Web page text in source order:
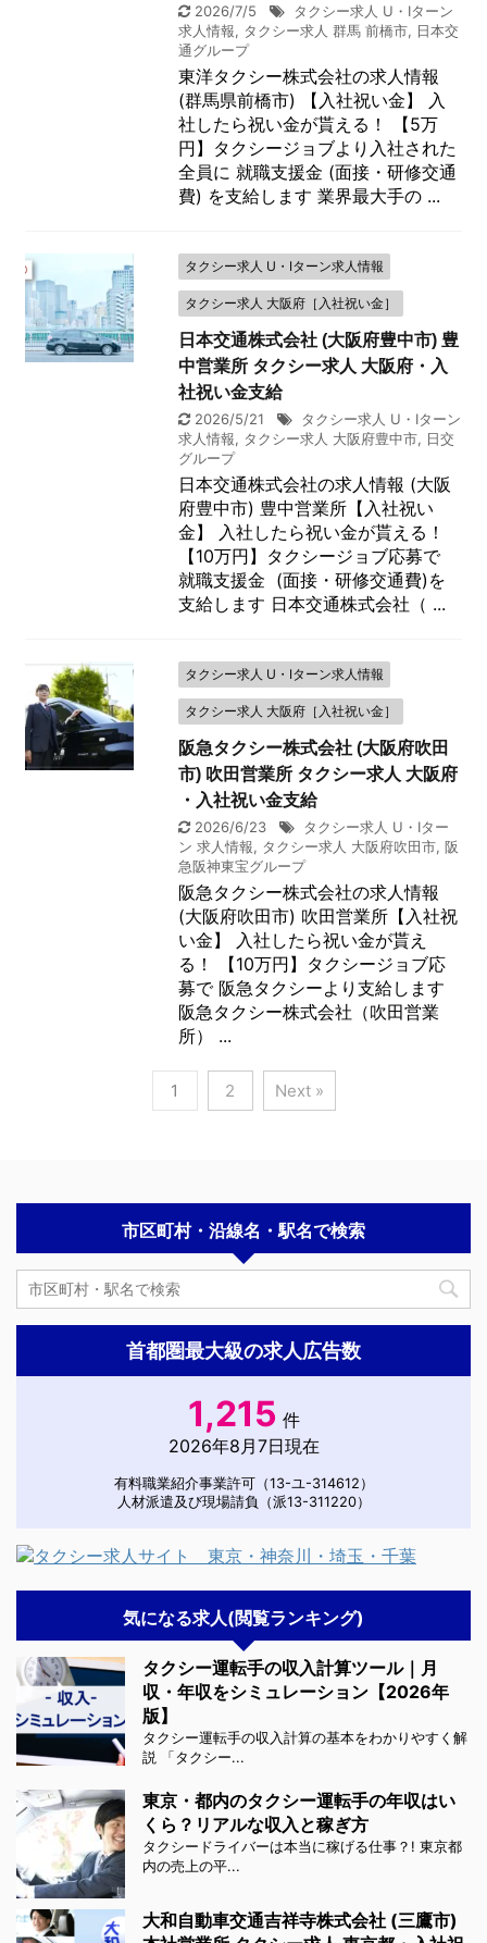
2026/7/5
タクシー求人 U・Iターン
求人情報, タクシー求人 群馬 前橋市, 日本交
通グループ
東洋タクシー株式会社の求人情報
(群馬県前橋市) 【入社祝い金】 入
社したら祝い金が貰える！ 【5万
円】タクシージョブより入社された
全員に 就職支援金 (面接・研修交通
費) を支給します 業界最大手の ...
タクシー求人 U・Iターン求人情報
タクシー求人 大阪府［入社祝い金］
日本交通株式会社 (大阪府豊中市) 豊
中営業所 タクシー求人 大阪府・入
社祝い金支給
2026/5/21
タクシー求人 U・Iターン
求人情報, タクシー求人 大阪府豊中市, 日交
グループ
日本交通株式会社の求人情報 (大阪
府豊中市) 豊中営業所【入社祝い
金】 入社したら祝い金が貰える！
【10万円】タクシージョブ応募で
就職支援金 (面接・研修交通費)を
支給します 日本交通株式会社（ ...
タクシー求人 U・Iターン求人情報
タクシー求人 大阪府［入社祝い金］
阪急タクシー株式会社 (大阪府吹田
市) 吹田営業所 タクシー求人 大阪府
・入社祝い金支給
2026/6/23
タクシー求人 U・Iター
ン 求人情報, タクシー求人 大阪府吹田市, 阪
急阪神東宝グループ
阪急タクシー株式会社の求人情報
(大阪府吹田市) 吹田営業所【入社祝
い金】 入社したら祝い金が貰え
る！ 【10万円】タクシージョブ応
募で 阪急タクシーより支給します
阪急タクシー株式会社（吹田営業
所） ...
1 2 Next »
市区町村・沿線名・駅名で検索
首都圏最大級の求人広告数
1,215 件
2026年8月7日現在
有料職業紹介事業許可（13-ユ-314612）
人材派遣及び現場請負（派13-311220）
気になる求人(閲覧ランキング)
タクシー運転手の収入計算ツール｜月
収・年収をシミュレーション【2026年
版】
タクシー運転手の収入計算の基本をわかりやすく解
説 「タクシー...
東京・都内のタクシー運転手の年収はい
くら？リアルな収入と稼ぎ方
タクシードライバーは本当に稼げる仕事？! 東京都
内の売上の平...
大和自動車交通吉祥寺株式会社 (三鷹市)